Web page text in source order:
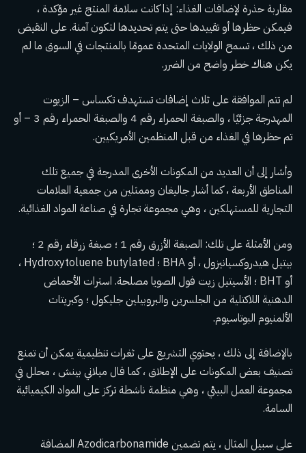
مقاربة حذرة لإضافات الغذاء: إذا كانت سلامة المنتج غير مؤكدة ،
فيمكن حظرها أو تقييدها حتى يتم تحديدها لتكون آمنة. على النقيض
من ذلك ، تسمح الولايات المتحدة عمومًا بالمنتجات في السوق ما لم
يكن هناك خطر واضح من الضرر.
لم تتم الموافقة على ثلاث إضافات تستهدف تكساس – الزيوت
المهدرجة جزئيًا ، والصبغة الحمراء رقم 4 والصبغة الحمراء رقم 3 – أو
تم حظرهافي الغذاء من قبل المنظمين الأمريكيين.
وأشار إلى أن العديد من المكونات الأخرى المدرجة في جميع تلك
المناطق الأربعة ، كما أشار جاليغان وممثلين من جمعية العلامات
التجارية للمستهلكين ، وهي مجموعة تجارة في صناعة المواد الغذائية.
ومن الأمثلة على تلك: الصبغة الأزرق رقم 1 ؛ صبغة زرقاء رقم 2 ؛
بيتيل هيدروكسيانيزول ، أو BHA ؛ Hydroxytoluene butylated ،
أو BHT ؛ الأسيتيل زيت فول الصويا مصلحة. استرات الأحماض
الدهنية اللاكتلية من الجلسرين والبروبيلين جليكول ؛ وكبريتات
الألمنيوم البوتاسيوم.
بالإضافة إلى ذلك ، يحتوي التشريع على ثغرات تنظيمية يمكن أن تمنع
تصنيف بعض المكونات على الإطلاق ، كما قال ميلاني بينش ، محلل في
مجموعة العمل البيئي ، وهي منظمة ناشطة تركز على المواد الكيميائية
السامة.
على سبيل المثال ، يتم تضمين Azodicarbonamide المضافة